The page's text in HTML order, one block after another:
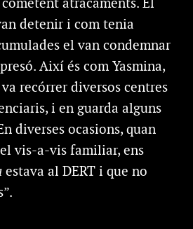
atracaments. El
detenir i com tenia
el van condemnar
Així és com Yasmina,
recórrer diversos centres
i en guarda alguns
diverses ocasions, quan
vis-a-vis familiar, ens
estava al DERT i que no